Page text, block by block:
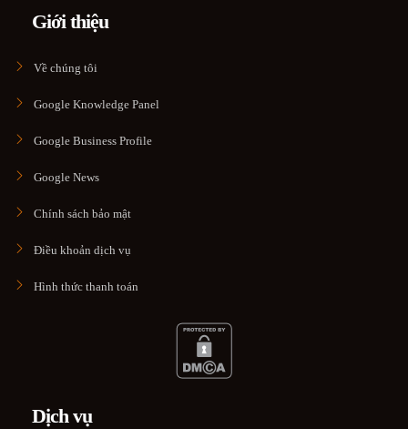
Giới thiệu
Về chúng tôi
Google Knowledge Panel
Google Business Profile
Google News
Chính sách bảo mật
Điều khoản dịch vụ
Hình thức thanh toán
Dịch vụ